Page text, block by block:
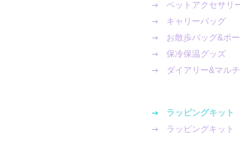
ペットアクセサリ
キャリーバッグ
お散歩バッグ&ポ
保冷保温グッズ
ダイアリー&マル
ラッピングキット
ラッピングキット